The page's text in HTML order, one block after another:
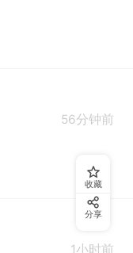
56分钟前
1小时前
收藏
分享